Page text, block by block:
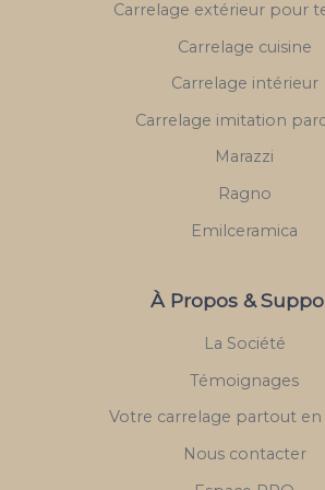
Carrelage extérieur pour
Carrelage cuisine
Carrelage intérieur
Carrelage imitation
Marazzi
Ragno
Emilceramica
À Propos &
La Société
Témoignages
Votre carrelage partout en
Nous contacter